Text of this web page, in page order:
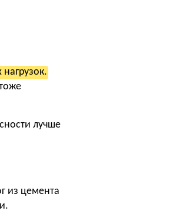
лучше
из цемента